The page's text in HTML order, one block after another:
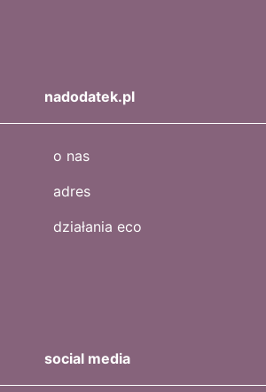
nadodatek.pl
o nas
adres
działania eco
social media